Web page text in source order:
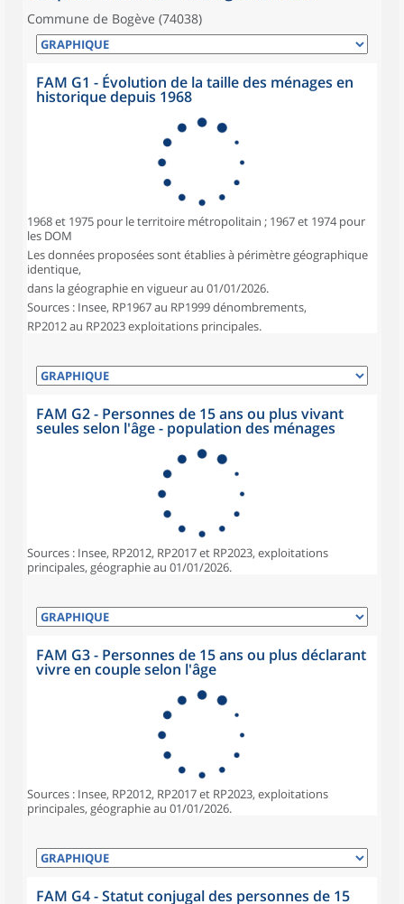
Commune de Bogève (74038)
FAM G1 - Évolution de la taille des ménages en
historique depuis 1968
1968 et 1975 pour le territoire métropolitain ; 1967 et 1974 pour
les DOM
Les données proposées sont établies à périmètre géographique
identique,
dans la géographie en vigueur au 01/01/2026.
Sources : Insee, RP1967 au RP1999 dénombrements,
RP2012 au RP2023 exploitations principales.
FAM G2 - Personnes de 15 ans ou plus vivant
seules selon l'âge - population des ménages
Sources : Insee, RP2012, RP2017 et RP2023, exploitations
principales, géographie au 01/01/2026.
FAM G3 - Personnes de 15 ans ou plus déclarant
vivre en couple selon l'âge
Sources : Insee, RP2012, RP2017 et RP2023, exploitations
principales, géographie au 01/01/2026.
FAM G4 - Statut conjugal des personnes de 15